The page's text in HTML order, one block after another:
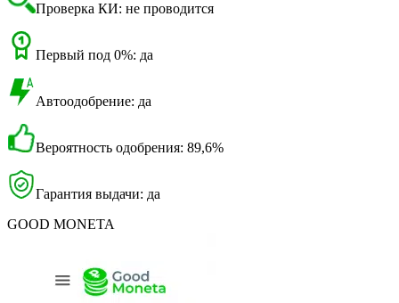
Проверка КИ: не проводится
Первый под 0%: да
Автоодобрение: да
Вероятность одобрения: 89,6%
Гарантия выдачи: да
GOOD MONETA